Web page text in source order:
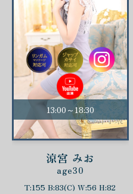
13:00～18:30
涼宮 みお
age30
T:155 B:83(C) W:56 H:82